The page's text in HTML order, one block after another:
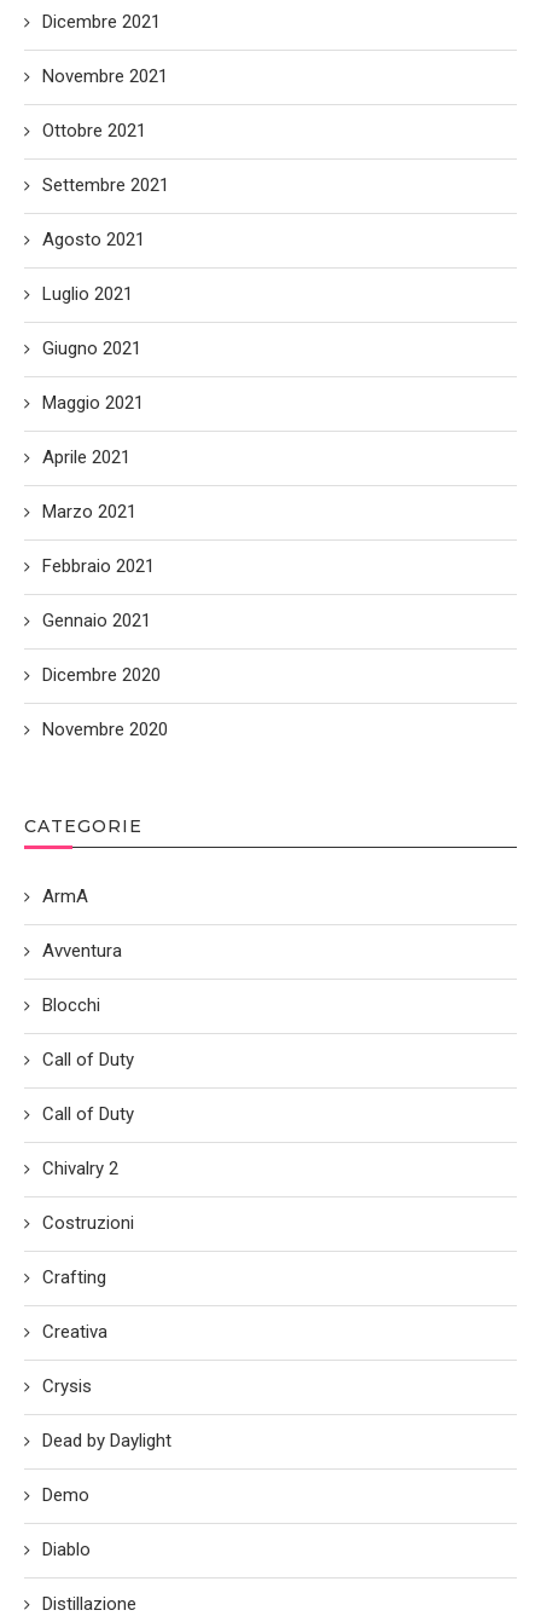
Dicembre 2021
Novembre 2021
Ottobre 2021
Settembre 2021
Agosto 2021
Luglio 2021
Giugno 2021
Maggio 2021
Aprile 2021
Marzo 2021
Febbraio 2021
Gennaio 2021
Dicembre 2020
Novembre 2020
CATEGORIE
ArmA
Avventura
Blocchi
Call of Duty
Call of Duty
Chivalry 2
Costruzioni
Crafting
Creativa
Crysis
Dead by Daylight
Demo
Diablo
Distillazione